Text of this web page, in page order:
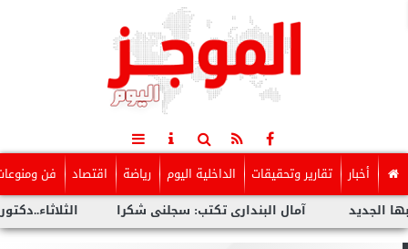
أخبار تقارير وتحقيقات الداخلية اليوم رياضة اقتصاد فن
الثلاثاء..دكتور آمال البندارى تكتب: سجلنى شكرا